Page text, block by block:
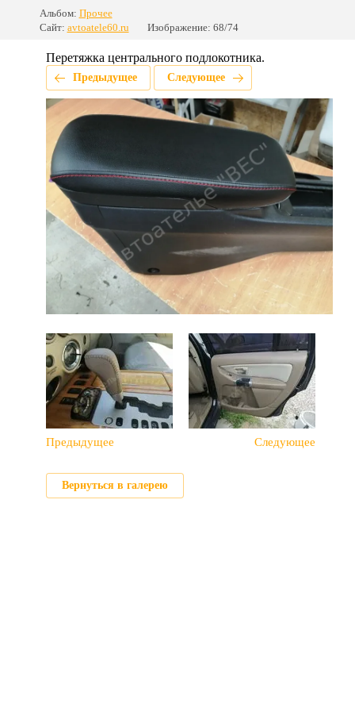
Альбом: Прочее
Сайт: avtoatele60.ru Изображение: 68/74
Перетяжка центрального подлокотника.
Предыдущее Следующее
Предыдущее Следующее
Вернуться в галерею